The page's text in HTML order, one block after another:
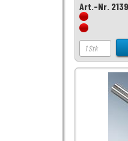
Art.-Nr.